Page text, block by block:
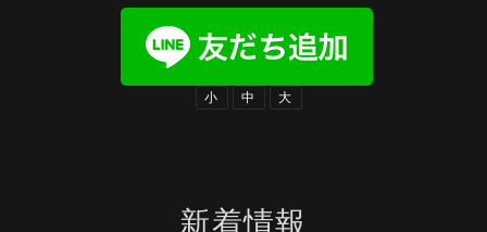
小 中 大
新着情報